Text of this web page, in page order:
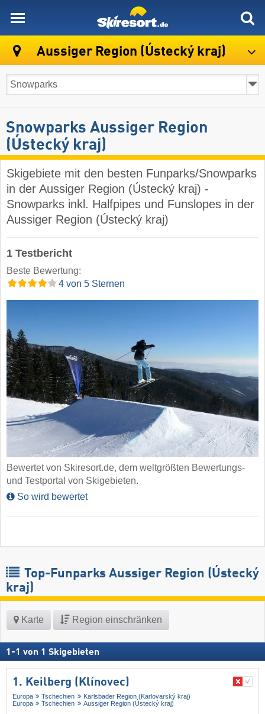
Aussiger Region (Ústecký kraj)
Snowparks Aussiger Region
(Ústecký kraj)
Skigebiete mit den besten Funparks/Snowparks
in der Aussiger Region (Ústecký kraj) -
Snowparks inkl. Halfpipes und Funslopes in der
Aussiger Region (Ústecký kraj)
1 Testbericht
Beste Bewertung:
4 von 5 Sternen
Bewertet von Skiresort.de, dem weltgrößten Bewertungs-
und Testportal von Skigebieten.
So wird bewertet
Top-Funparks Aussiger Region (Ústecký
kraj)
Karte Region einschränken
1 -1 von 1 Skigebieten
1. Keilberg (Klínovec)
Europa Tschechien
Karlsbader Region (Karlovarský kraj)
Europa
Tschechien Aussiger Region (Ústecký kraj)